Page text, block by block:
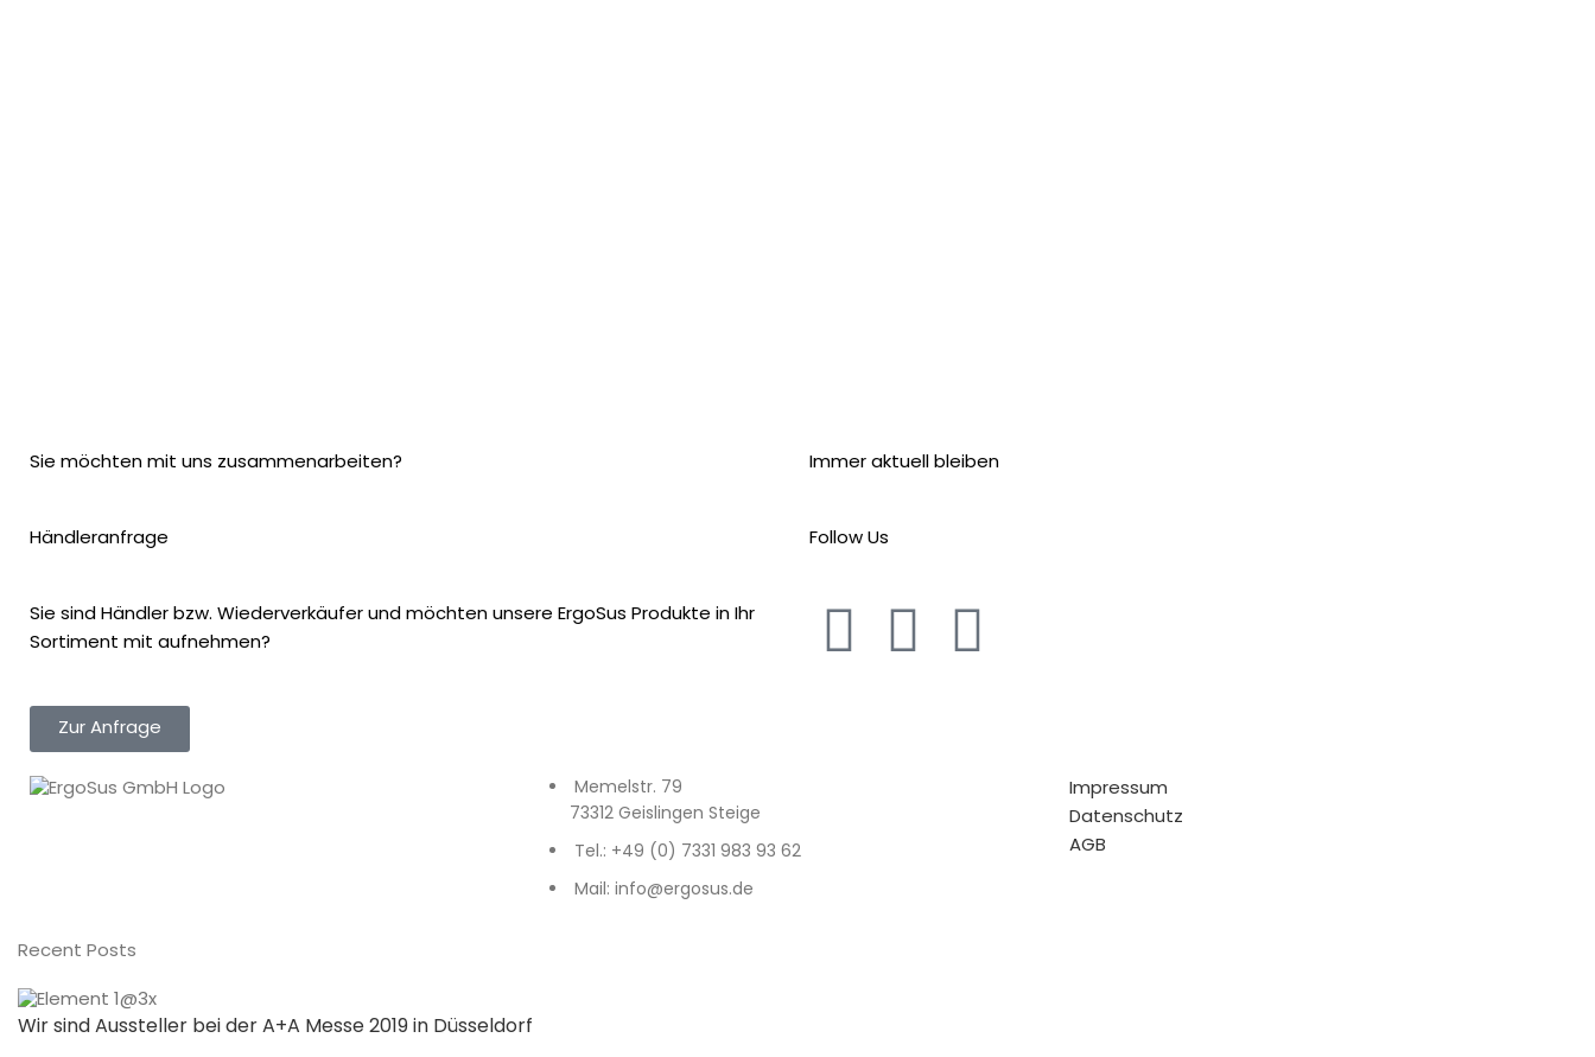
Sie möchten mit uns zusammenarbeiten?
Händleranfrage
Sie sind Händler bzw. Wiederverkäufer und möchten unsere ErgoSus Produkte in Ihr
Sortiment mit aufnehmen?
Zur Anfrage
Immer aktuell bleiben
Follow Us
Memelstr. 79
73312 Geislingen Steige
Tel.: +49 (0) 7331 983 93 62
Mail: info@ergosus.de
Impressum
Datenschutz
AGB
Recent Posts
Wir sind Aussteller bei der A+A Messe 2019 in Düsseldorf